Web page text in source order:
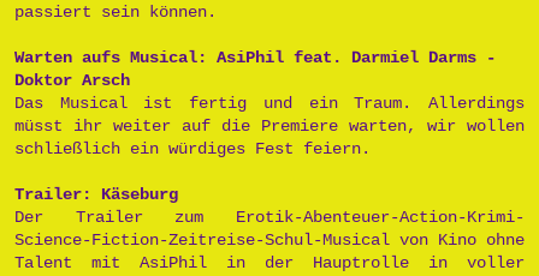
passiert sein können.
Warten aufs Musical: AsiPhil feat. Darmiel Darms -
Doktor Arsch
Das Musical ist fertig und ein Traum. Allerdings
müsst ihr weiter auf die Premiere warten, wir wollen
schließlich ein würdiges Fest feiern.
Trailer: Käseburg
Der Trailer zum Erotik-Abenteuer-Action-Krimi-
Science-Fiction-Zeitreise-Schul-Musical von Kino ohne
Talent mit AsiPhil in der Hauptrolle in voller